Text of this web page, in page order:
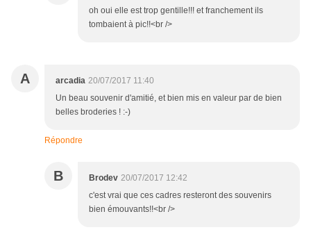
oh oui elle est trop gentille!!! et franchement ils
tombaient à pic!!<br />
A arcadia 20/07/2017 11:40
Un beau souvenir d'amitié, et bien mis en valeur par de bien
belles broderies ! :-)
Répondre
B Brodev 20/07/2017 12:42
c'est vrai que ces cadres resteront des souvenirs
bien émouvants!!<br />